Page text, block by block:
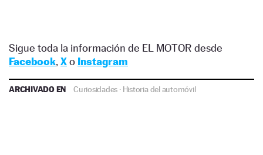
Sigue toda la información de EL MOTOR desde
Facebook, Xo Instagram
ARCHIVADO EN Curiosidades · Historia del automóvil